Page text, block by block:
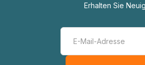
Erhalten Sie